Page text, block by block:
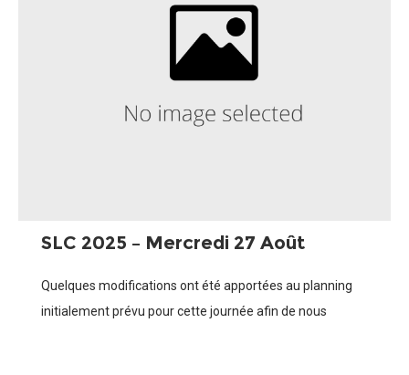
SLC 2025 – Mercredi 27 Août
Quelques modifications ont été apportées au planning
initialement prévu pour cette journée afin de nous